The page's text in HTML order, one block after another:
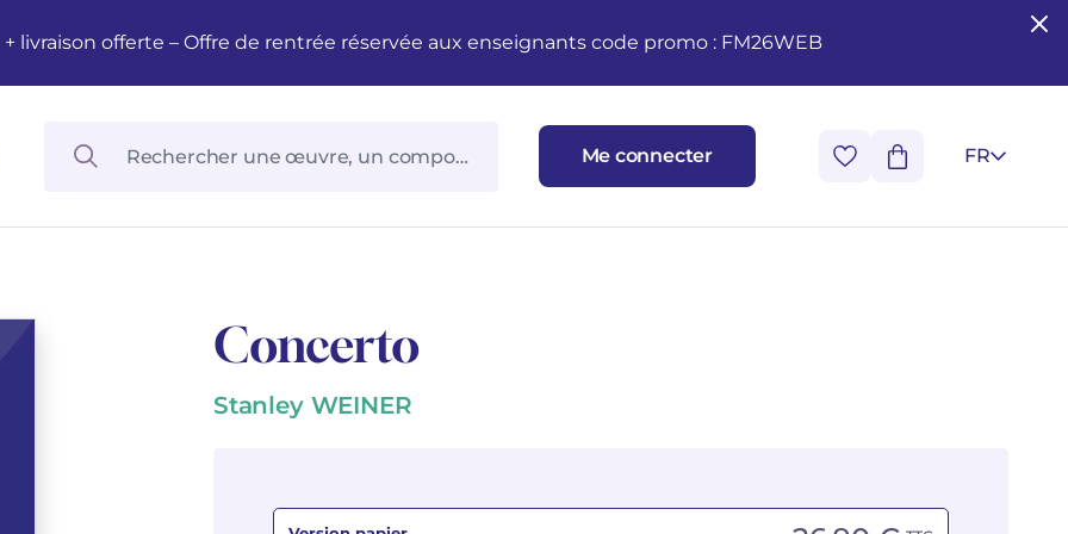
livraison offerte – Offre de rentrée réservée aux enseignants code promo : FM26WEB
Me connecter FR
Concerto
Stanley WEINER